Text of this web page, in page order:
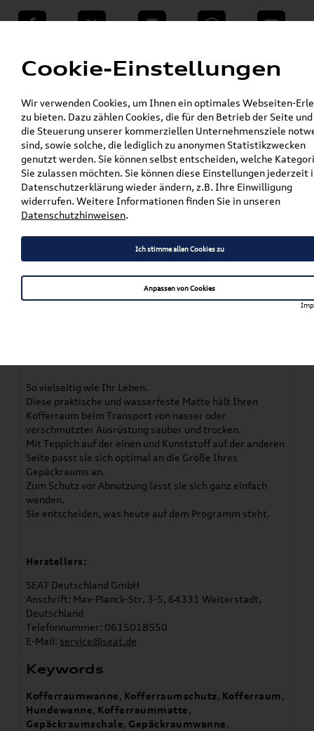
teilen Twitter Instagram WhatsApp E-Mail
VW Shop - VW Originalteile und Zubehör »
% Sale »
Original SEAT CUPRA RAVAL Reversible
Laderaumabdeckung 6FA061201
Original SEAT CUPRA RAVAL
Reversible
Laderaumabdeckung
So vielseitig wie Ihr Leben.
Diese praktische und wasserfeste Matte hält Ihren
Kofferraum beim Transport von nasser oder
verschmutzter Ausrüstung sauber und trocken.
Mit Teppich auf der einen und Kunststoff auf der anderen
Seite passt sie sich optimal an die Größe Ihres
Gepäckraums an.
Zum Schutz vor Abnutzung lässt sie sich ganz einfach
wenden.
Sie entscheiden, was heute auf dem Programm steht.
Herstellers:
SEAT Deutschland GmbH
Anschrift: Max-Planck-Str. 3-5, 64331 Weiterstadt,
Deutschland
Telefonnummer: 0615018550
E-Mail: service@seat.de
Keywords
Kofferraumwanne, Kofferraumschutz, Kofferraum,
Hundewanne, Kofferraummatte,
Gepäckraumschale, Gepäckraumwanne,
Cookie-Einstellungen
Wir verwenden Cookies, um Ihnen ein optimales Webseiten-
zu bieten. Dazu zählen Cookies, die für den Betrieb der Seite
die Steuerung unserer kommerziellen Unternehmensziele
sind, sowie solche, die lediglich zu anonymen Statistikzwecken
genutzt werden. Sie können selbst entscheiden, welche
Sie zulassen möchten. Sie können diese Einstellungen jederzeit
Datenschutzerklärung wieder ändern, z.B. Ihre Einwilligung
widerrufen. Weitere Informationen finden Sie in unseren
Datenschutzhinweisen.
Ich stimme allen Cookies zu
Anpassen von Cookies